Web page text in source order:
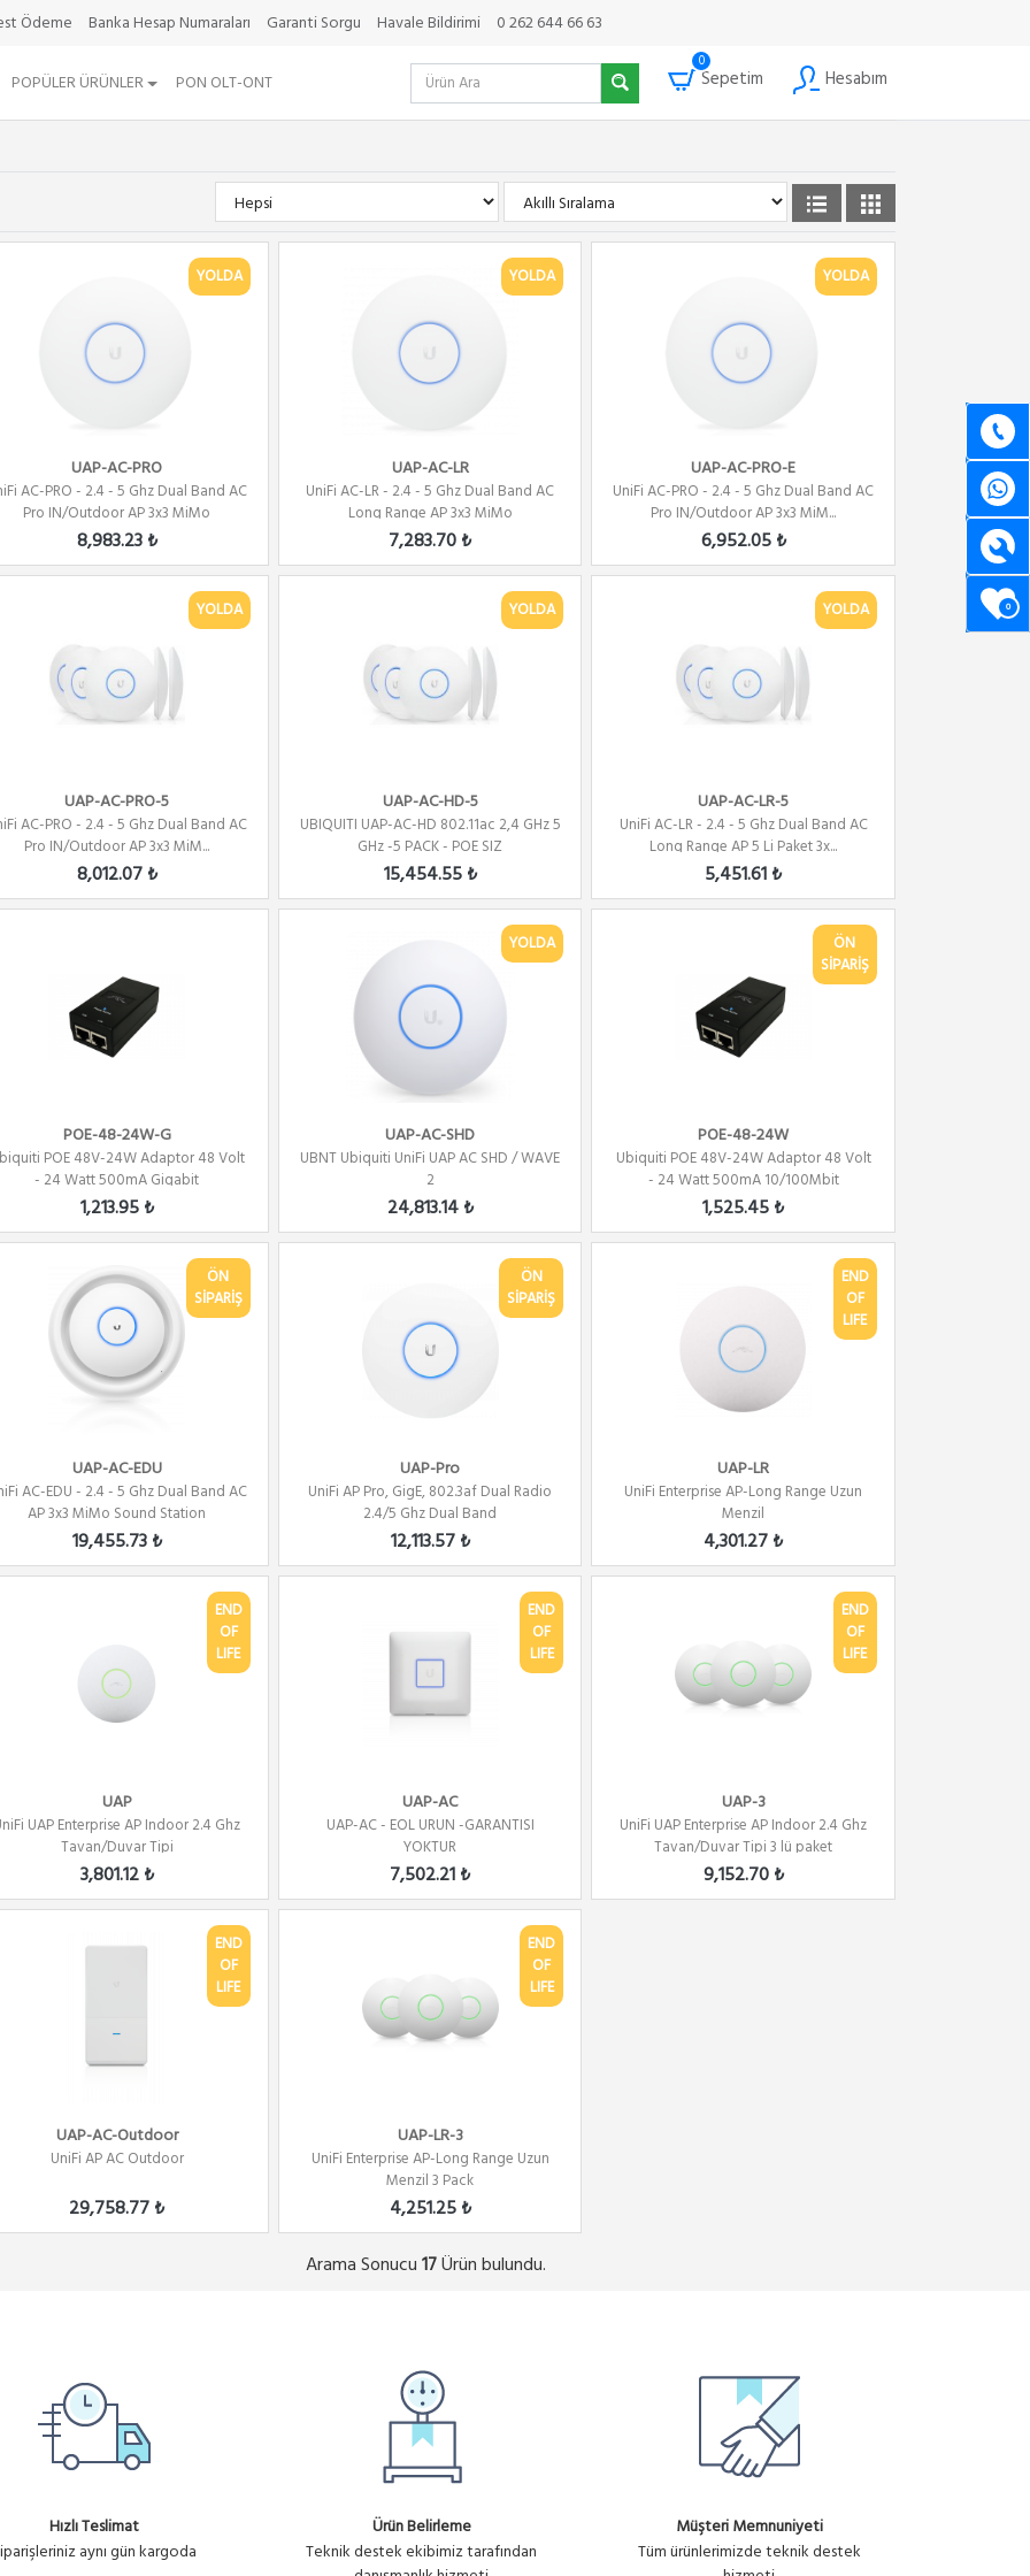
Ödeme Banka Hesap Numaraları Garanti Sorgu Havale Bildirimi 0 262 644 66 63
POPÜLER ÜRÜNLER PON OLT-ONT
0
Sepetim Hesabım
0
YOLDA
UAP-AC-PRO
AC-PRO - 2.4 - 5 Ghz Dual Band AC
Pro IN/Outdoor AP 3x3 MiMo
8,983.23 ₺
YOLDA
UAP-AC-LR
UniFi AC-LR - 2.4 - 5 Ghz Dual Band AC
Long Range AP 3x3 MiMo
7,283.70 ₺
YOLDA
UAP-AC-PRO-E
UniFi AC-PRO - 2.4 - 5 Ghz Dual Band AC
Pro IN/Outdoor AP 3x3 MiM...
6,952.05 ₺
YOLDA
UAP-AC-PRO-5
AC-PRO - 2.4 - 5 Ghz Dual Band AC
Pro IN/Outdoor AP 3x3 MiM...
8,012.07 ₺
YOLDA
UAP-AC-HD-5
UBIQUITI UAP-AC-HD 802.11ac 2,4 GHz 5
GHz -5 PACK - POE SIZ
15,454.55 ₺
YOLDA
UAP-AC-LR-5
UniFi AC-LR - 2.4 - 5 Ghz Dual Band AC
Long Range AP 5 Li Paket 3x...
5,451.61 ₺
POE-48-24W-G
POE 48V-24W Adaptor 48 Volt
- 24 Watt 500mA Gigabit
1,213.95 ₺
YOLDA
UAP-AC-SHD
UBNT Ubiquiti UniFi UAP AC SHD / WAVE
2
24,813.14 ₺
ÖN
SİPARİŞ
POE-48-24W
Ubiquiti POE 48V-24W Adaptor 48 Volt
- 24 Watt 500mA 10/100Mbit
1,525.45 ₺
ÖN
SİPARİŞ
UAP-AC-EDU
AC-EDU - 2.4 - 5 Ghz Dual Band AC
AP 3x3 MiMo Sound Station
19,455.73 ₺
ÖN
SİPARİŞ
UAP-Pro
UniFi AP Pro, GigE, 802.3af Dual Radio
2.4/5 Ghz Dual Band
12,113.57 ₺
END
OF
LIFE
UAP-LR
UniFi Enterprise AP-Long Range Uzun
Menzil
4,301.27 ₺
END
OF
LIFE
UAP
UAP Enterprise AP Indoor 2.4 Ghz
Tavan/Duvar Tipi
3,801.12 ₺
END
OF
LIFE
UAP-AC
UAP-AC - EOL URUN -GARANTISI
YOKTUR
7,502.21 ₺
END
OF
LIFE
UAP-3
UniFi UAP Enterprise AP Indoor 2.4 Ghz
Tavan/Duvar Tipi 3 lü paket
9,152.70 ₺
END
OF
LIFE
UAP-AC-Outdoor
UniFi AP AC Outdoor
29,758.77 ₺
END
OF
LIFE
UAP-LR-3
UniFi Enterprise AP-Long Range Uzun
Menzil 3 Pack
4,251.25 ₺
Arama Sonucu 17Ürün bulundu.
Hızlı Teslimat
aynı gün kargoda
Ürün Belirleme
Teknik destek ekibimiz tarafından
Müşteri Memnuniyeti
Tüm ürünlerimizde teknik destek